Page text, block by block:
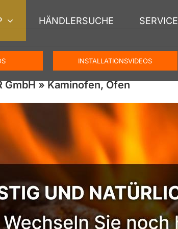
HÄNDLERSUCHE SERVICE
INSTALLATIONSVIDEOS
GmbH » Kaminofen, Ofen